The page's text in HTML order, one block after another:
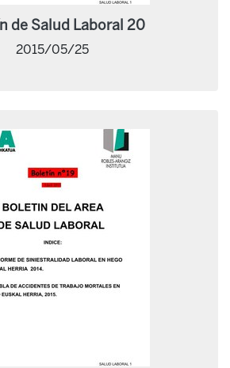
de Salud Laboral 20
2015/05/25